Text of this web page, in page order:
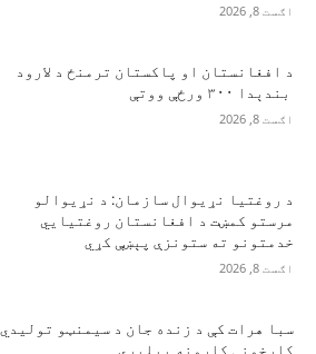
اګست 8, 2026
د افغانستان او پاکستان ترمنځ د لارود
بندېدا ۳۰۰ ورځې ووتې
اګست 8, 2026
د روغتیا نړیوال سازمان: د نړیوالو
مرستو کمښت د افغانستان روغتیايي
خدمتونو ته ستونزې پېښې کړي
اګست 8, 2026
سبا هرات کې د زنده جان د سیمنټو تولیدي
کارخونې کارونه پیلېږي